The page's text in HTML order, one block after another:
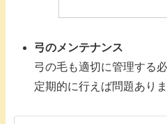
弓のメンテナンス
弓の毛も適切に管理する
定期的に行えば問題ありま